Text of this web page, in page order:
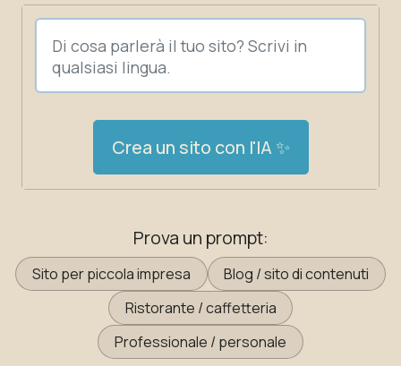
Crea un sito con l'IA ✨
Prova un prompt:
Sito per piccola impresa
Blog / sito di contenuti
Ristorante / caffetteria
Professionale / personale